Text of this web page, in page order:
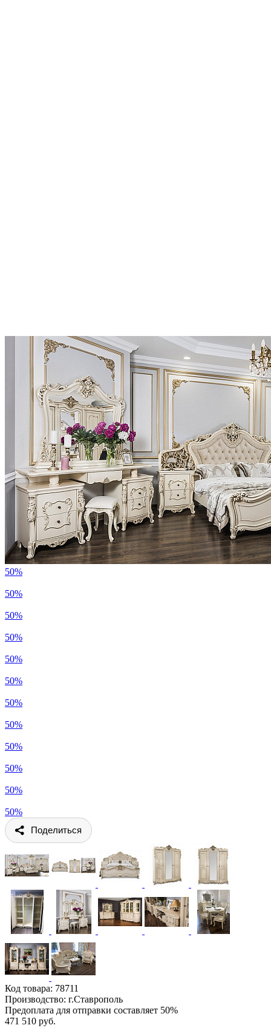
50%
50%
50%
50%
50%
50%
50%
50%
50%
50%
50%
50%
Поделиться
Код товара: 78711
Производство: г.Ставрополь
Предоплата для отправки составляет 50%
471 510 руб.